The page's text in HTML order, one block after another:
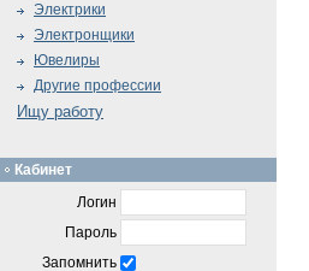
Электрики
Электронщики
Ювелиры
Другие профессии
Ищу работу
Кабинет
Логин
Пароль
Запомнить